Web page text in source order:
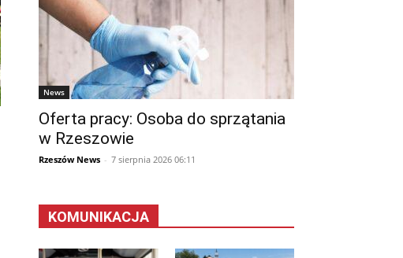
News
Oferta pracy: Osoba do sprzątania
w Rzeszowie
Rzeszów News - 7 sierpnia 2026 06:11
KOMUNIKACJA